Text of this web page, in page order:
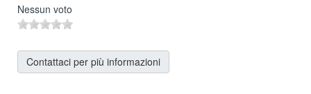
Nessun voto
Contattaci per più informazioni